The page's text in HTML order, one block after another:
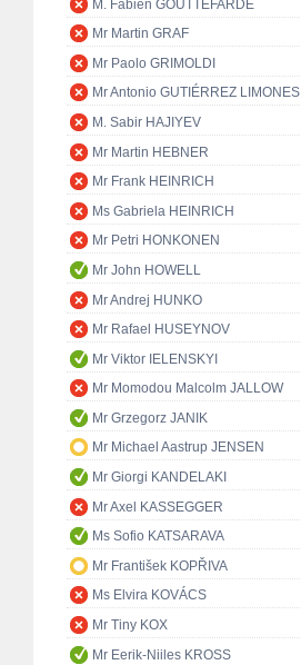
M. Fabien GOUTTEFARDE
Mr Martin GRAF
Mr Paolo GRIMOLDI
Mr Antonio GUTIÉRREZ LIMONES
M. Sabir HAJIYEV
Mr Martin HEBNER
Mr Frank HEINRICH
Ms Gabriela HEINRICH
Mr Petri HONKONEN
Mr John HOWELL
Mr Andrej HUNKO
Mr Rafael HUSEYNOV
Mr Viktor IELENSKYI
Mr Momodou Malcolm JALLOW
Mr Grzegorz JANIK
Mr Michael Aastrup JENSEN
Mr Giorgi KANDELAKI
Mr Axel KASSEGGER
Ms Sofio KATSARAVA
Mr František KOPŘIVA
Ms Elvira KOVÁCS
Mr Tiny KOX
Mr Eerik-Niiles KROSS